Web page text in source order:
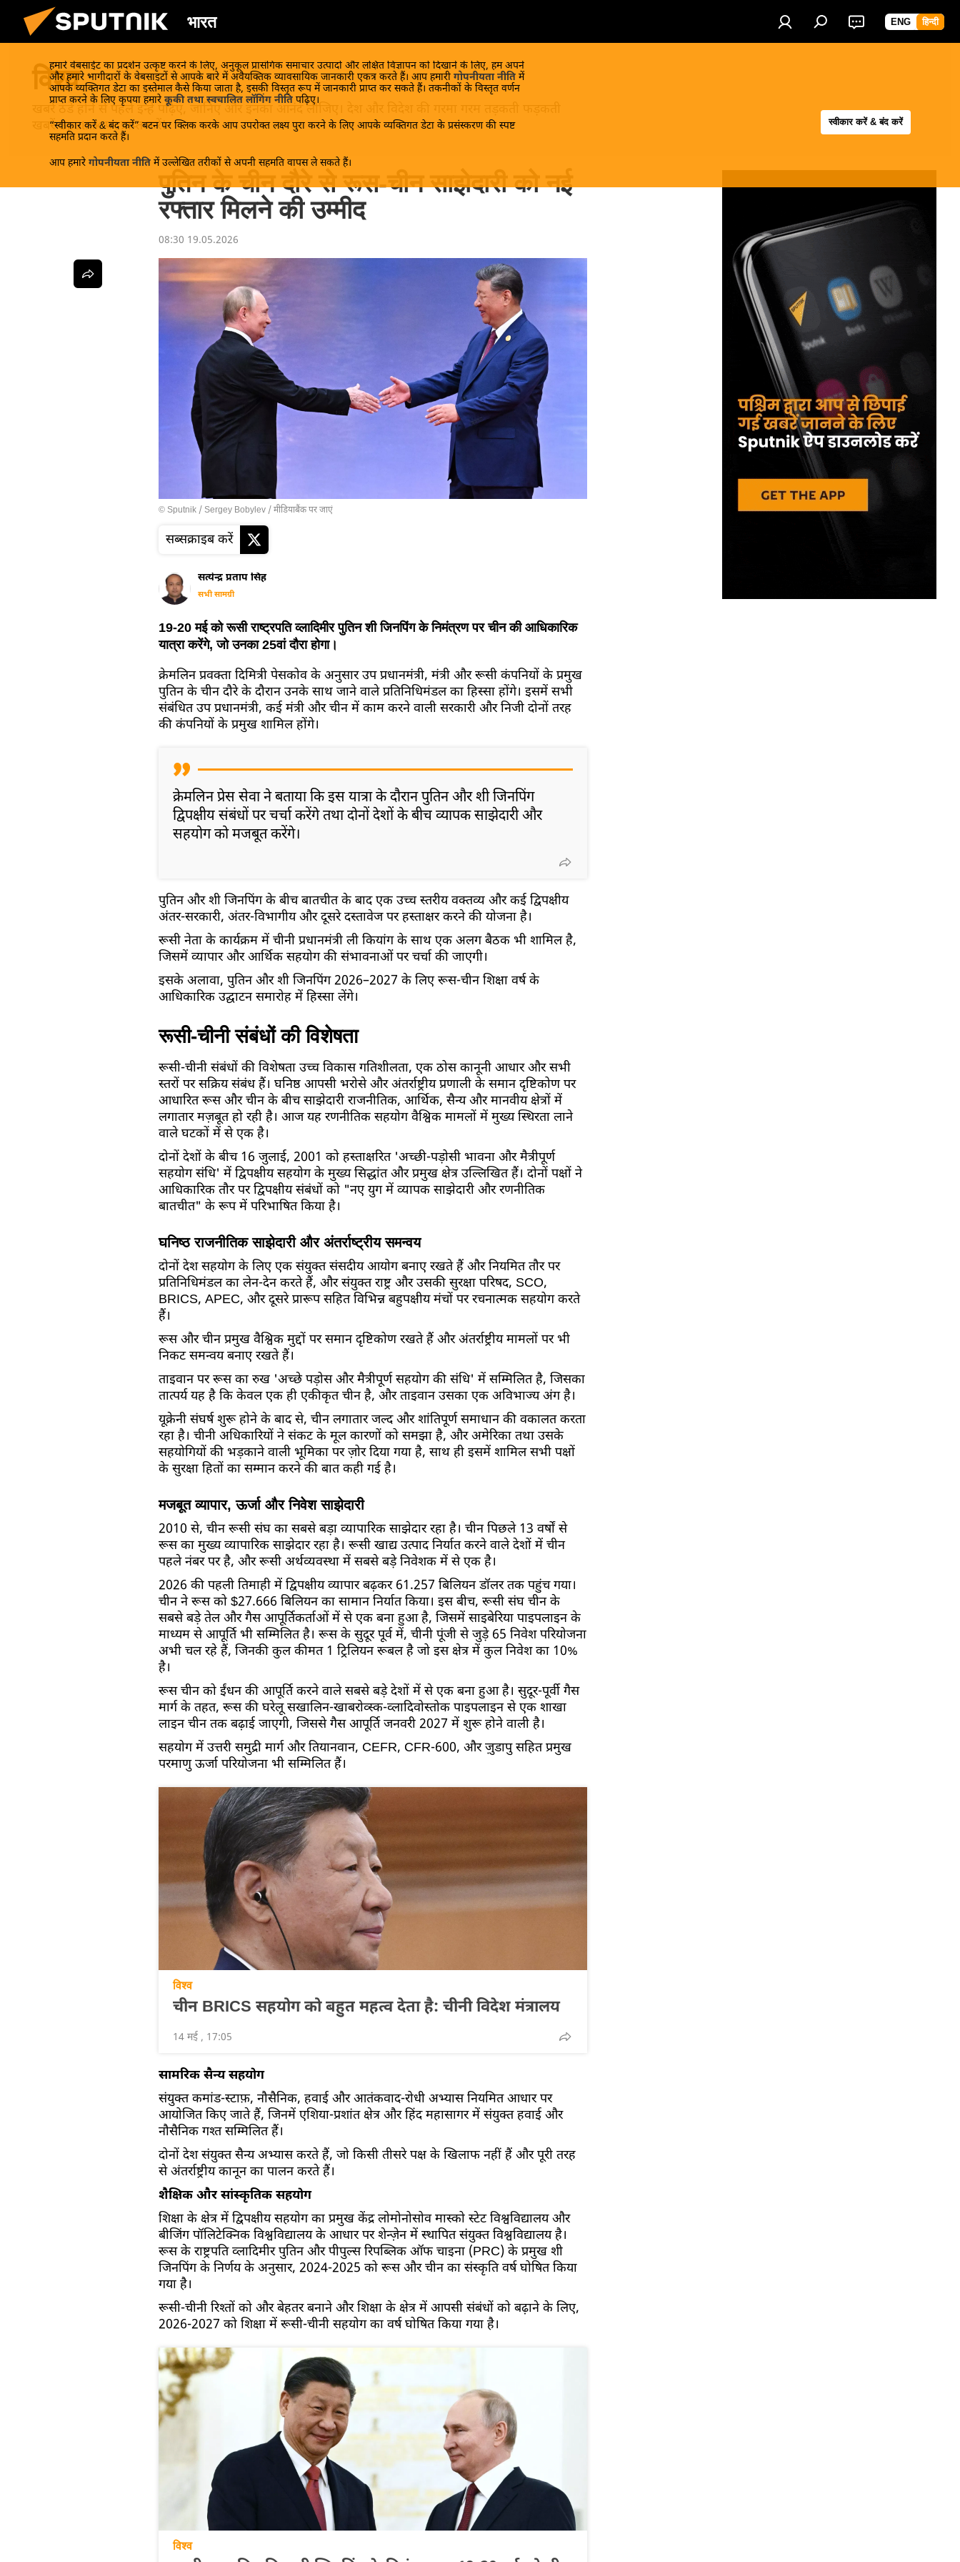
भारत ENG हिन्दी
हमारे वेबसाईट का प्रदर्शन उत्कृष्ट करने के लिए, अनुकूल प्रासंगिक समाचार उत्पादों और लक्षित विज्ञापन को दिखाने के लिए, हम अपने
और हमारे भागीदारों के वेबसाइटों से आपके बारे में अवैयक्तिक व्यावसायिक जानकारी एकत्र करते हैं। आप हमारी गोपनीयता नीति में
आपके व्यक्तिगत डेटा का इस्तेमाल कैसे किया जाता है, इसकी विस्तृत रूप में जानकारी प्राप्त कर सकते हैं। तकनीकों के विस्तृत वर्णन
प्राप्त करने के लिए कृपया हमारे कूकी तथा स्वचालित लॉगिंग नीति पढ़िए।
“स्वीकार करें & बंद करें” बटन पर क्लिक करके आप उपरोक्त लक्ष्य पुरा करने के लिए आपके व्यक्तिगत डेटा के प्रसंस्करण की स्पष्ट
सहमति प्रदान करते हैं।
आप हमारे गोपनीयता नीति में उल्लेखित तरीकों से अपनी सहमति वापस ले सकते हैं।
स्वीकार करें & बंद करें
विश्व
खबरें ठंडे होने से पहले इन्हें पढ़िए, जानिए और इनका आनंद लीजिए। देश और विदेश की गरमा गरम तड़कती फड़कती
खबरें Sputnik पर प्राप्त करें!
पुतिन के चीन दौरे से रूस-चीन साझेदारी को नई
रफ्तार मिलने की उम्मीद
08:30 19.05.2026
© Sputnik / Sergey Bobylev /मीडियाबैंक पर जाएं
सब्सक्राइब करें
सत्येन्द्र प्रताप सिंह
सभी सामग्री
19-20 मई को रूसी राष्ट्रपति व्लादिमीर पुतिन शी जिनपिंग के निमंत्रण पर चीन की आधिकारिक
यात्रा करेंगे, जो उनका 25वां दौरा होगा।
क्रेमलिन प्रवक्ता दिमित्री पेसकोव के अनुसार उप प्रधानमंत्री, मंत्री और रूसी कंपनियों के प्रमुख
पुतिन के चीन दौरे के दौरान उनके साथ जाने वाले प्रतिनिधिमंडल का हिस्सा होंगे। इसमें सभी
संबंधित उप प्रधानमंत्री, कई मंत्री और चीन में काम करने वाली सरकारी और निजी दोनों तरह
की कंपनियों के प्रमुख शामिल होंगे।
क्रेमलिन प्रेस सेवा ने बताया कि इस यात्रा के दौरान पुतिन और शी जिनपिंग
द्विपक्षीय संबंधों पर चर्चा करेंगे तथा दोनों देशों के बीच व्यापक साझेदारी और
सहयोग को मजबूत करेंगे।
पुतिन और शी जिनपिंग के बीच बातचीत के बाद एक उच्च स्तरीय वक्तव्य और कई द्विपक्षीय
अंतर-सरकारी, अंतर-विभागीय और दूसरे दस्तावेज पर हस्ताक्षर करने की योजना है।
रूसी नेता के कार्यक्रम में चीनी प्रधानमंत्री ली कियांग के साथ एक अलग बैठक भी शामिल है,
जिसमें व्यापार और आर्थिक सहयोग की संभावनाओं पर चर्चा की जाएगी।
इसके अलावा, पुतिन और शी जिनपिंग 2026–2027 के लिए रूस-चीन शिक्षा वर्ष के
आधिकारिक उद्घाटन समारोह में हिस्सा लेंगे।
रूसी-चीनी संबंधों की विशेषता
रूसी-चीनी संबंधों की विशेषता उच्च विकास गतिशीलता, एक ठोस कानूनी आधार और सभी
स्तरों पर सक्रिय संबंध हैं। घनिष्ठ आपसी भरोसे और अंतर्राष्ट्रीय प्रणाली के समान दृष्टिकोण पर
आधारित रूस और चीन के बीच साझेदारी राजनीतिक, आर्थिक, सैन्य और मानवीय क्षेत्रों में
लगातार मज़बूत हो रही है। आज यह रणनीतिक सहयोग वैश्विक मामलों में मुख्य स्थिरता लाने
वाले घटकों में से एक है।
दोनों देशों के बीच 16 जुलाई, 2001 को हस्ताक्षरित 'अच्छी-पड़ोसी भावना और मैत्रीपूर्ण
सहयोग संधि' में द्विपक्षीय सहयोग के मुख्य सिद्धांत और प्रमुख क्षेत्र उल्लिखित हैं। दोनों पक्षों ने
आधिकारिक तौर पर द्विपक्षीय संबंधों को "नए युग में व्यापक साझेदारी और रणनीतिक
बातचीत" के रूप में परिभाषित किया है।
घनिष्ठ राजनीतिक साझेदारी और अंतर्राष्ट्रीय समन्वय
दोनों देश सहयोग के लिए एक संयुक्त संसदीय आयोग बनाए रखते हैं और नियमित तौर पर
प्रतिनिधिमंडल का लेन-देन करते हैं, और संयुक्त राष्ट्र और उसकी सुरक्षा परिषद, SCO,
BRICS, APEC, और दूसरे प्रारूप सहित विभिन्न बहुपक्षीय मंचों पर रचनात्मक सहयोग करते
हैं।
रूस और चीन प्रमुख वैश्विक मुद्दों पर समान दृष्टिकोण रखते हैं और अंतर्राष्ट्रीय मामलों पर भी
निकट समन्वय बनाए रखते हैं।
ताइवान पर रूस का रुख 'अच्छे पड़ोस और मैत्रीपूर्ण सहयोग की संधि' में सम्मिलित है, जिसका
तात्पर्य यह है कि केवल एक ही एकीकृत चीन है, और ताइवान उसका एक अविभाज्य अंग है।
यूक्रेनी संघर्ष शुरू होने के बाद से, चीन लगातार जल्द और शांतिपूर्ण समाधान की वकालत करता
रहा है। चीनी अधिकारियों ने संकट के मूल कारणों को समझा है, और अमेरिका तथा उसके
सहयोगियों की भड़काने वाली भूमिका पर ज़ोर दिया गया है, साथ ही इसमें शामिल सभी पक्षों
के सुरक्षा हितों का सम्मान करने की बात कही गई है।
मजबूत व्यापार, ऊर्जा और निवेश साझेदारी
2010 से, चीन रूसी संघ का सबसे बड़ा व्यापारिक साझेदार रहा है। चीन पिछले 13 वर्षों से
रूस का मुख्य व्यापारिक साझेदार रहा है। रूसी खाद्य उत्पाद निर्यात करने वाले देशों में चीन
पहले नंबर पर है, और रूसी अर्थव्यवस्था में सबसे बड़े निवेशक में से एक है।
2026 की पहली तिमाही में द्विपक्षीय व्यापार बढ़कर 61.257 बिलियन डॉलर तक पहुंच गया।
चीन ने रूस को $27.666 बिलियन का सामान निर्यात किया। इस बीच, रूसी संघ चीन के
सबसे बड़े तेल और गैस आपूर्तिकर्ताओं में से एक बना हुआ है, जिसमें साइबेरिया पाइपलाइन के
माध्यम से आपूर्ति भी सम्मिलित है। रूस के सुदूर पूर्व में, चीनी पूंजी से जुड़े 65 निवेश परियोजना
अभी चल रहे हैं, जिनकी कुल कीमत 1 ट्रिलियन रूबल है जो इस क्षेत्र में कुल निवेश का 10%
है।
रूस चीन को ईंधन की आपूर्ति करने वाले सबसे बड़े देशों में से एक बना हुआ है। सुदूर-पूर्वी गैस
मार्ग के तहत, रूस की घरेलू सखालिन-खाबरोव्स्क-व्लादिवोस्तोक पाइपलाइन से एक शाखा
लाइन चीन तक बढ़ाई जाएगी, जिससे गैस आपूर्ति जनवरी 2027 में शुरू होने वाली है।
सहयोग में उत्तरी समुद्री मार्ग और तियानवान, CEFR, CFR-600, और ज़ुडापु सहित प्रमुख
परमाणु ऊर्जा परियोजना भी सम्मिलित हैं।
विश्व
चीन BRICS सहयोग को बहुत महत्व देता है: चीनी विदेश मंत्रालय
14 मई , 17:05
सामरिक सैन्य सहयोग
संयुक्त कमांड-स्टाफ़, नौसैनिक, हवाई और आतंकवाद-रोधी अभ्यास नियमित आधार पर
आयोजित किए जाते हैं, जिनमें एशिया-प्रशांत क्षेत्र और हिंद महासागर में संयुक्त हवाई और
नौसैनिक गश्त सम्मिलित हैं।
दोनों देश संयुक्त सैन्य अभ्यास करते हैं, जो किसी तीसरे पक्ष के खिलाफ नहीं हैं और पूरी तरह
से अंतर्राष्ट्रीय कानून का पालन करते हैं।
शैक्षिक और सांस्कृतिक सहयोग
शिक्षा के क्षेत्र में द्विपक्षीय सहयोग का प्रमुख केंद्र लोमोनोसोव मास्को स्टेट विश्वविद्यालय और
बीजिंग पॉलिटेक्निक विश्वविद्यालय के आधार पर शेन्ज़ेन में स्थापित संयुक्त विश्वविद्यालय है।
रूस के राष्ट्रपति व्लादिमीर पुतिन और पीपुल्स रिपब्लिक ऑफ चाइना (PRC) के प्रमुख शी
जिनपिंग के निर्णय के अनुसार, 2024-2025 को रूस और चीन का संस्कृति वर्ष घोषित किया
गया है।
रूसी-चीनी रिश्तों को और बेहतर बनाने और शिक्षा के क्षेत्र में आपसी संबंधों को बढ़ाने के लिए,
2026-2027 को शिक्षा में रूसी-चीनी सहयोग का वर्ष घोषित किया गया है।
विश्व